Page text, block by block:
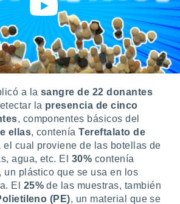
a la sangre de 22 donantes
la presencia de cinco
, componentes básicos del
ellas, conteníaTereftalato de
el cual proviene de las botellas de
agua, etc. El 30% contenía
, un plástico que se usa en los
El 25% de las muestras, también
(PE), un material que se